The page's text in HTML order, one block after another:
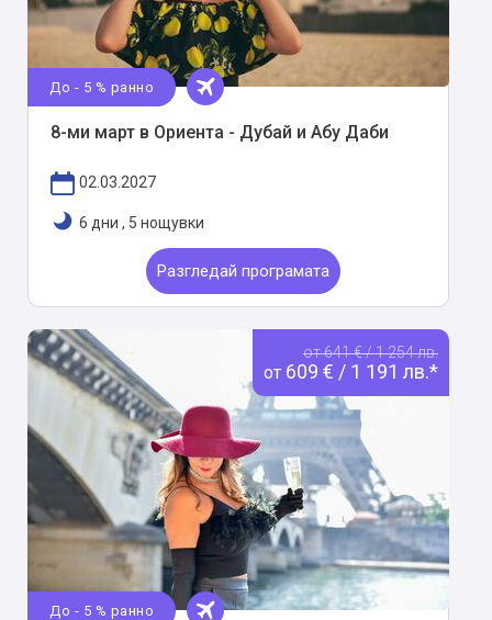
До - 5 % ранно
8-ми март в Ориента - Дубай и Абу Даби
02.03.2027
6 дни , 5 нощувки
Разгледай програмата
от 641 € / 1 254 лв.
от 609 € / 1 191 лв.*
До - 5 % ранно